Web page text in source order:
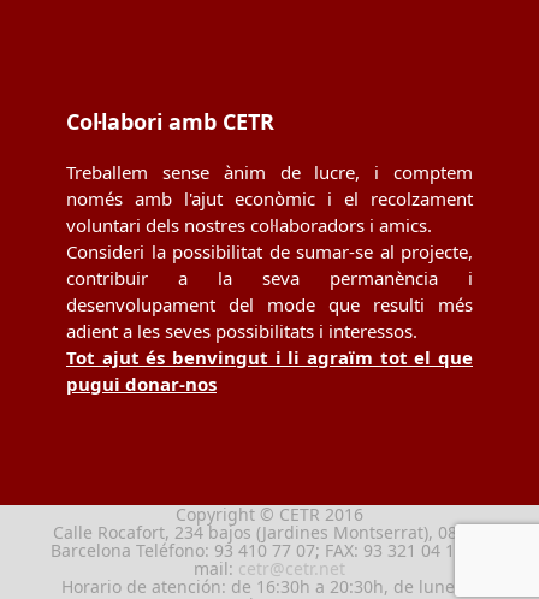
Col·labori amb CETR
Treballem sense ànim de lucre, i comptem
només amb l'ajut econòmic i el recolzament
voluntari dels nostres col·laboradors i amics.
Consideri la possibilitat de sumar-se al projecte,
contribuir a la seva permanència i
desenvolupament del mode que resulti més
adient a les seves possibilitats i interessos.
Tot ajut és benvingut i li agraïm tot el que
pugui donar-nos
Copyright © CETR 2016
Calle Rocafort, 234 bajos (Jardines Montserrat), 08029
Barcelona Teléfono: 93 410 77 07; FAX: 93 321 04 13; e-
mail: cetr@cetr.net
Horario de atención: de 16:30h a 20:30h, de lunes a